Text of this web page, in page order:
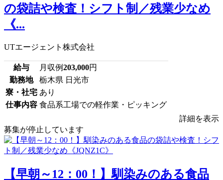
の袋詰や検査！シフト制／残業少なめ
《...
UTエージェント株式会社
給与 月収例203,000円
勤務地
栃木県 日光市
寮・社宅 あり
仕事内容 食品系工場での軽作業・ピッキング
詳細を表示
募集が停止しています
【早朝～12：00！】馴染みのある食品